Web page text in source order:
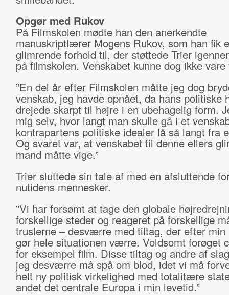
Opgør med Rukov
På Filmskolen mødte han den anerkendte
manuskriptlærer Mogens Rukov, som han fik
glimrende forhold til, der støttede Trier
på filmskolen. Venskabet kunne dog ikke vare
”En del år efter Filmskolen måtte jeg dog
venskab, jeg havde opnået, da hans politiske
drejede skarpt til højre i en ubehagelig form.
mig selv, hvor langt man skulle gå i et
kontrapartens politiske idealer lå så langt fra
Og svaret var, at venskabet til denne ellers
mand måtte vige.”
Trier sluttede sin tale af med en afsluttende
nutidens mennesker.
”Vi har forsømt at tage den globale
forskellige steder og reageret på forskellige
truslerne – desværre med tiltag, der efter min
gør hele situationen værre. Voldsomt forøget
for eksempel film. Disse tiltag og andre af
jeg desværre må spå om blod, idet vi må
helt ny politisk virkelighed med totalitære
andet det centrale Europa i min levetid.”